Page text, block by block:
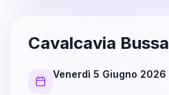
Cavalcavia Bussa
Venerdì 5 Giugno 2026